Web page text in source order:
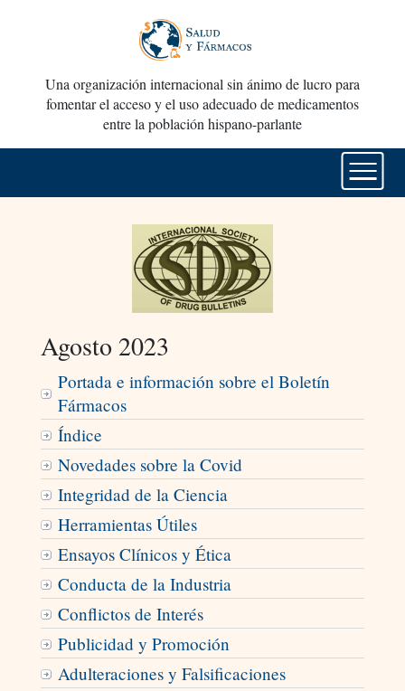
Una organización internacional sin ánimo de lucro para
fomentar el acceso y el uso adecuado de medicamentos
entre la población hispano-parlante
Agosto 2023
Portada e información sobre el Boletín
Fármacos
Índice
Novedades sobre la Covid
Integridad de la Ciencia
Herramientas Útiles
Ensayos Clínicos y Ética
Conducta de la Industria
Conflictos de Interés
Publicidad y Promoción
Adulteraciones y Falsificaciones